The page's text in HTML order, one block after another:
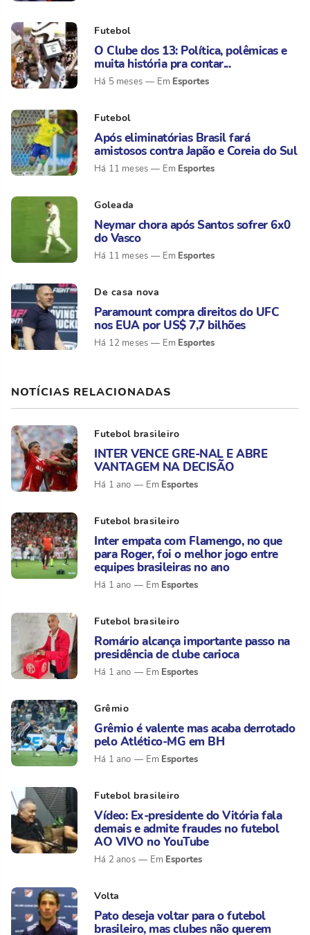
Futebol
O Clube dos 13: Política, polêmicas e
muita história pra contar...
Há 5 meses Esportes
Futebol
Após eliminatórias Brasil fará
amistosos contra Japão e Coreia do Sul
Há 11 meses Esportes
Goleada
Neymar chora após Santos sofrer 6x0
do Vasco
Há 11 meses Esportes
De casa nova
Paramount compra direitos do UFC
nos EUA por US$ 7,7 bilhões
Há 12 meses Esportes
NOTÍCIAS RELACIONADAS
Futebol brasileiro
INTER VENCE GRE-NAL E ABRE
VANTAGEM NA DECISÃO
Há 1 ano Esportes
Futebol brasileiro
Inter empata com Flamengo, no que
para Roger, foi o melhor jogo entre
equipes brasileiras no ano
Há 1 ano Esportes
Futebol brasileiro
Romário alcança importante passo na
presidência de clube carioca
Há 1 ano Esportes
Grêmio
Grêmio é valente mas acaba derrotado
pelo Atlético-MG em BH
Há 1 ano Esportes
Futebol brasileiro
Vídeo: Ex-presidente do Vitória fala
demais e admite fraudes no futebol
AO VIVO no YouTube
Há 2 anos Esportes
Volta
Pato deseja voltar para o futebol
brasileiro, mas clubes não querem